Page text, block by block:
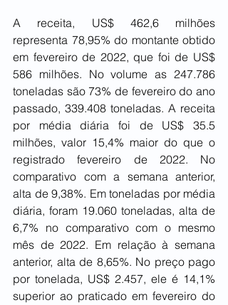
A receita, US$ 462,6 milhões
representa 78,95% do montante obtido
em fevereiro de 2022, que foi de US$
586 milhões. No volume as 247.786
toneladas são 73% de fevereiro do ano
passado, 339.408 toneladas. A receita
por média diária foi de US$ 35.5
milhões, valor 15,4% maior do que o
registrado fevereiro de 2022. No
comparativo com a semana anterior,
alta de 9,38%. Em toneladas por média
diária, foram 19.060 toneladas, alta de
6,7% no comparativo com o mesmo
mês de 2022. Em relação à semana
anterior, alta de 8,65%. No preço pago
por tonelada, US$ 2.457, ele é 14,1%
superior ao praticado em fevereiro do